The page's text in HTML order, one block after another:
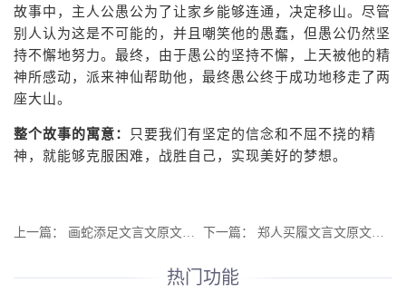
故事中，主人公愚公为了让家乡能够连通，决定移山。尽管
别人认为这是不可能的，并且嘲笑他的愚蠢，但愚公仍然坚
持不懈地努力。最终，由于愚公的坚持不懈，上天被他的精
神所感动，派来神仙帮助他，最终愚公终于成功地移走了两
座大山。
整个故事的寓意： 只要我们有坚定的信念和不屈不挠的精
神，就能够克服困难，战胜自己，实现美好的梦想。
上一篇： 画蛇添足文言文原文及翻译-文言文翻译鉴赏 下一篇： 郑人买履文言文原文及翻译-文言文翻译鉴赏
热门功能